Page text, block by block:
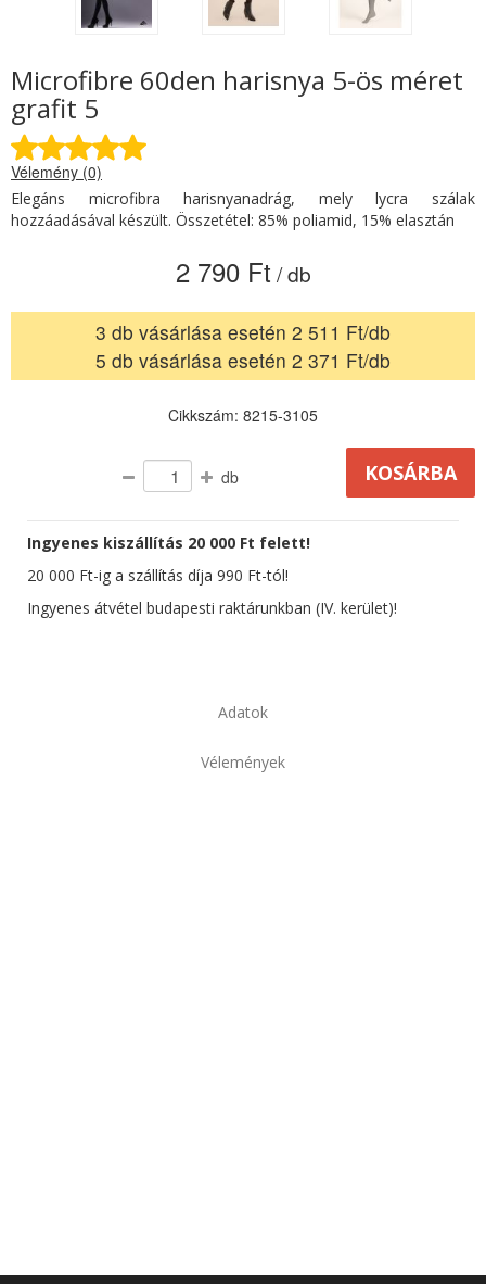
Microfibre 60den harisnya 5-ös méret
grafit 5
Vélemény (0)
Elegáns microfibra harisnyanadrág, mely lycra szálak
hozzáadásával készült. Összetétel: 85% poliamid, 15% elasztán
2 790 Ft / db
3 db vásárlása esetén 2 511 Ft/db
5 db vásárlása esetén 2 371 Ft/db
Cikkszám: 8215-3105
db
Ingyenes kiszállítás 20 000 Ft felett!
20 000 Ft-ig a szállítás díja 990 Ft-tól!
Ingyenes átvétel budapesti raktárunkban (IV. kerület)!
Adatok
Vélemények